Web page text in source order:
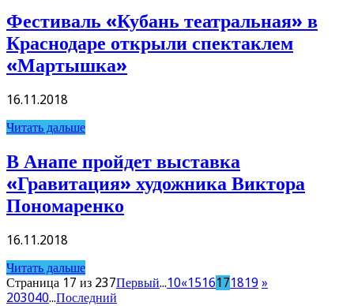
Фестиваль «Кубань театральная» в
Краснодаре открыли спектаклем
«Мартышка»
16.11.2018
Читать дальше
В Анапе пройдет выставка
«Гравитация» художника Виктора
Пономаренко
16.11.2018
Читать дальше
Страница 17 из 237Первый...10«1516171819 »
203040...Последний